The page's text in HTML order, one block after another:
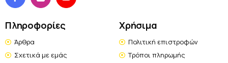
Πληροφορίες
Άρθρα
Σχετικά με εμάς
Χρήσιμα
Πολιτική επιστροφών
Τρόποι πληρωμής